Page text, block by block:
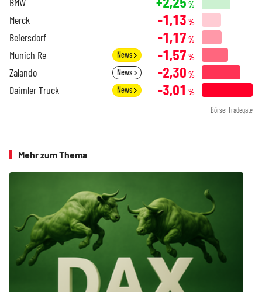
%
Merck -1,13 %
Beiersdorf -1,17 %
Munich Re News -1,57 %
Zalando News -2,30 %
Daimler Truck News -3,01 %
Börse: Tradegate
Mehr zum Thema